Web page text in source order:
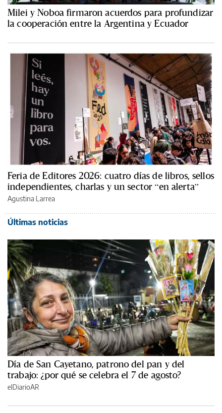
Milei y Noboa firmaron acuerdos para profundizar
la cooperación entre la Argentina y Ecuador
Feria de Editores 2026: cuatro días de libros, sellos
independientes, charlas y un sector “en alerta”
Agustina Larrea
Últimas noticias
Día de San Cayetano, patrono del pan y del
trabajo: ¿por qué se celebra el 7 de agosto?
elDiarioAR